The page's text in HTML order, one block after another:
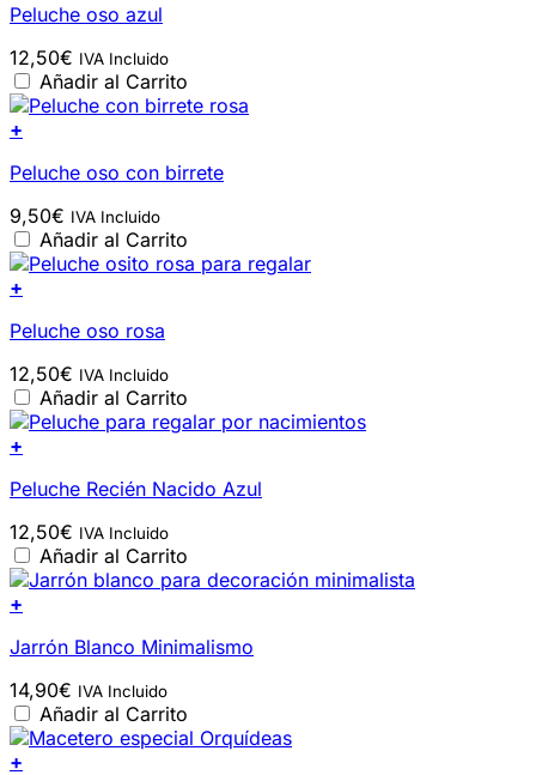
Peluche oso azul
12,50€ IVA Incluido
Añadir al Carrito
+
Peluche oso con birrete
9,50€ IVA Incluido
Añadir al Carrito
+
Peluche oso rosa
12,50€ IVA Incluido
Añadir al Carrito
+
Peluche Recién Nacido Azul
12,50€ IVA Incluido
Añadir al Carrito
+
Jarrón Blanco Minimalismo
14,90€ IVA Incluido
Añadir al Carrito
+